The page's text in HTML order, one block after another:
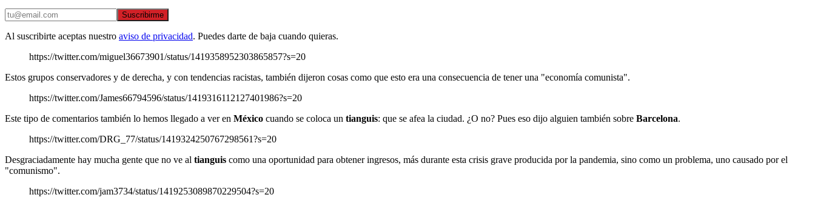
Suscribirme
Al suscribirte aceptas nuestro aviso de privacidad. Puedes darte de baja cuando quieras.
https://twitter.com/miguel36673901/status/1419358952303865857?s=20
Estos grupos conservadores y de derecha, y con tendencias racistas, también dijeron cosas como que esto era una consecuencia de tener una "economía comunista".
https://twitter.com/James66794596/status/1419316112127401986?s=20
Este tipo de comentarios también lo hemos llegado a ver en México cuando se coloca un tianguis: que se afea la ciudad. ¿O no? Pues eso dijo alguien también sobre Barcelona.
https://twitter.com/DRG_77/status/1419324250767298561?s=20
Desgraciadamente hay mucha gente que no ve al tianguis como una oportunidad para obtener ingresos, más durante esta crisis grave producida por la pandemia, sino como un problema, uno causado por el
"comunismo".
https://twitter.com/jam3734/status/1419253089870229504?s=20